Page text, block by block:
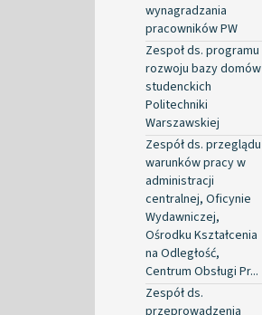
wynagradzania
pracowników PW
Zespoł ds. programu
rozwoju bazy domów
studenckich
Politechniki
Warszawskiej
Zespół ds. przeglądu
warunków pracy w
administracji
centralnej, Oficynie
Wydawniczej,
Ośrodku Kształcenia
na Odległość,
Centrum Obsługi Pr...
Zespół ds.
przeprowadzenia